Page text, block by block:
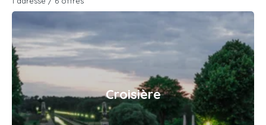
Croisière